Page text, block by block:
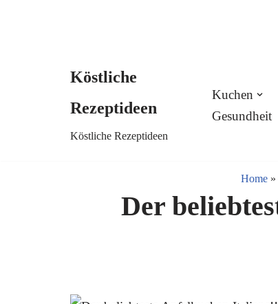
Köstliche
Rezeptideen
Köstliche Rezeptideen
Kuchen
Gesundheit
Home »
Der